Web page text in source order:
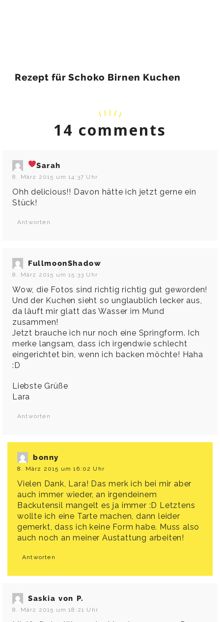
Rezept für Schoko Birnen Kuchen
14 comments
Sarah
8. März 2015 um 14:37 Uhr
Ohh delicious!! Davon hätte ich jetzt gerne ein
Stück!
Antworten
FullmoonShadow
8. März 2015 um 15:33 Uhr
Wow, die Fotos sind richtig richtig gut geworden!
Und der Kuchen sieht so unglaublich lecker aus,
da läuft mir glatt das Wasser im Mund
zusammen!
Jetzt brauche ich nur noch eine Springform. Ich
merke langsam, dass ich irgendwie schlecht
eingerichtet bin, wenn ich backen möchte! Haha
:D
Liebste Grüße
Lara
Antworten
bonny
8. März 2015 um 16:02 Uhr
Vielen Dank, Lara! Das merk ich bei mir aber
auch immer wieder, an irgendeinem
Backutensil mangelt es ja immer :D Letztens
wollte ich eine Tarte machen, dann leider
gemerkt, dass ich keine Form habe. Muss also
auch noch an meiner Austattung arbeiten!
Antworten
Saskia von P.
8. März 2015 um 18:21 Uhr